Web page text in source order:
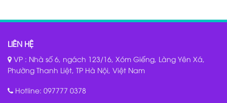
LIÊN HỆ
VP : Nhà số 6, ngách 123/16, Xóm Giếng, Làng Yên Xá,
Phường Thanh Liệt, TP Hà Nội, Việt Nam
Hotline: 097777 0378